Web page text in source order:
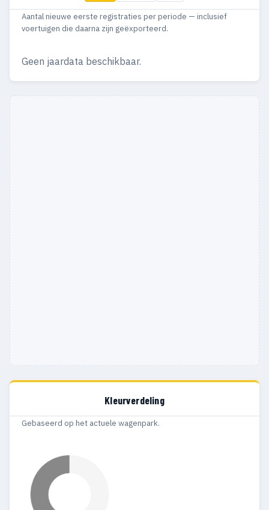
Aantal nieuwe eerste registraties per periode — inclusief
voertuigen die daarna zijn geëxporteerd.
Geen jaardata beschikbaar.
Kleurverdeling
Gebaseerd op het actuele wagenpark.